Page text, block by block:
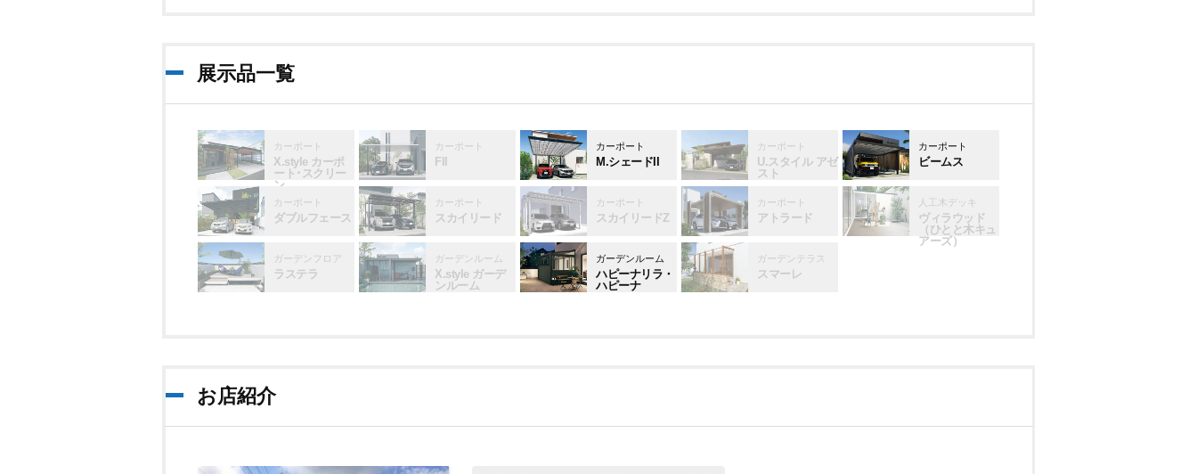
展示品一覧
カーポート
X.style カーポ
ート･スクリー
ン
カーポート
FII
カーポート
M.シェードII
カーポート
U.スタイル アゼ
スト
カーポート
ビームス
カーポート
ダブルフェース
カーポート
スカイリード
カーポート
スカイリードZ
カーポート
アトラード
人工木デッキ
ヴィラウッド
（ひとと木キュ
アーズ）
ガーデンフロア
ラステラ
ガーデンルーム
X.style ガーデ
ンルーム
ガーデンルーム
ハピーナリラ・
ハピーナ
ガーデンテラス
スマーレ
お店紹介